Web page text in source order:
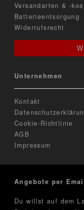
Versandarten & -
Batterieentsorgung
Widerrufsrecht
Unternehmen
Kontakt
Cookie-Richtlinie
AGB
Impressum
Angebote per
Du willst auf dem